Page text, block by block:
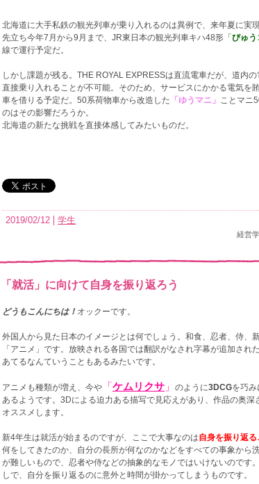
北海道に大手私鉄の観光列車が乗り入れるのは異例で、来年夏に実
先立ち今年7月から9月まで、JR東日本の観光列車キハ48形 「 びゅう
線で運行予定だ。
しかし課題が残る。THE ROYAL EXPRESSは直流電車だが、道内
直接乗り入れることが不可能。そのため、サービスにかかる電気を
車を借りる予定だ。50系荷物車から改造した 「ゆうマニ」 ことマニ
のはその影響だろうか。
北海道の新たな挑戦を直接体感してみたいものだ。
2019/02/12 学生
経営
「就活」に向けて自身を振り返ろう
どうもこんにちは！ オックーです。
外国人から見た日本のイメージとは何でしょう。和食、忍者、侍、
「アニメ」です。放映される各国では翻訳がなされ字幕が追加され
あてるなんていうこともあるみたいです。
アニメも種類が増え、今や 「 ケムリクサ 」 のように3DCGを巧
あるようです。3Dによる迫力ある描写で見応えがあり、作品の奥深
オススメします。
新4年生は就活が始まるのですが、ここで大事なのは自身を振り返る
何をしてきたのか、自分の長所が何なのかなどをすべての事象から
が難しいもので、忍者や侍などの抽象的なモノではいけないのです
しで、自分を振り返るのに意外と時間が掛かってしまうものです。